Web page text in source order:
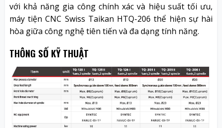
với khả năng gia công chính xác và hiệu suất tối ưu,
máy tiện CNC Swiss Taikan HTQ-206 thể hiện sự hài
hòa giữa công nghệ tiên tiến và đa dạng tính năng.
THÔNG SỐ KỸ THUẬT